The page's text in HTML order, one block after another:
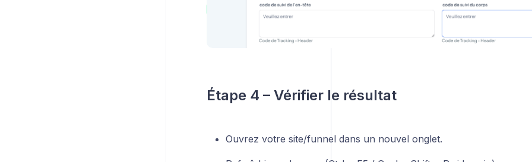
Étape 4 – Vérifier le résultat
Ouvrez votre site/funnel dans un nouvel onglet.